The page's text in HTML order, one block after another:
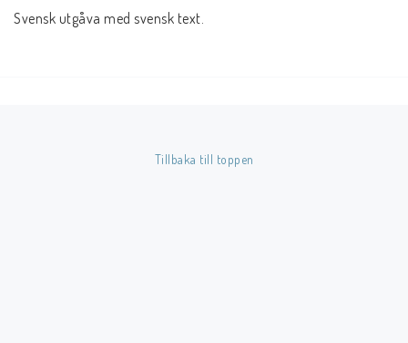
Kontaktformulär
Betala enkelt i förskott till konto i Nordea eller med Swish.
Svensk utgåva med svensk text.
Tillbaka till toppen